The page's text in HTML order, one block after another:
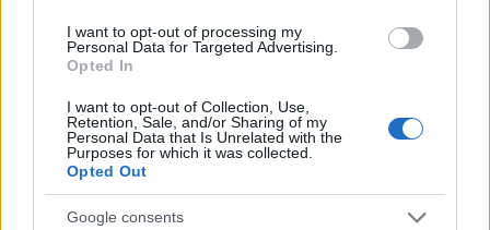
I want to opt-out of processing my
Personal Data for Targeted Advertising.
Opted In
I want to opt-out of Collection, Use,
Retention, Sale, and/or Sharing of my
Personal Data that Is Unrelated with the
Purposes for which it was collected.
Opted Out
Google consents